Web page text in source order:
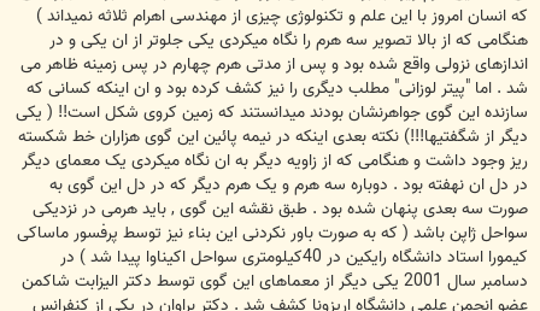
که انسان امروز با این علم و تکنولوژی چیزی از مهندسی اهرام ثلاثه نمیداند )
هنگامی که از بالا تصویر سه هرم را نگاه میکردی یکی جلوتر از ان یکی و در
اندازهای نزولی واقع شده بود و پس از مدتی هرم چهارم در پس زمینه ظاهر می
شد . اما "پیتر لوزانی" مطلب دیگری را نیز کشف کرده بود و ان اینکه کسانی که
سازنده این گوی جواهرنشان بودند میدانستند که زمین کروی شکل است!! ( یکی
دیگر از شگفتیها!!!) نکته بعدی اینکه در نیمه پائین این گوی هزاران خط شکسته
ریز وجود داشت و هنگامی که از زاویه دیگر به ان نگاه میکردی یک معمای دیگر
در دل ان نهفته بود . دوباره سه هرم و یک هرم دیگر که در دل این گوی به
صورت سه بعدی پنهان شده بود . طبق نقشه این گوی , باید هرمی در نزدیکی
سواحل ژاپن باشد ( که به صورت باور نکردنی این بناء نیز توسط پرفسور ماساکی
کیمورا استاد دانشگاه رایکین در 40کیلومتری سواحل اکیناوا پیدا شد ) در
دسامبر سال 2001 یکی دیگر از معماهای این گوی توسط دکتر الیزابت شاکمن
عضو انجمن علمی دانشگاه اریزونا کشف شد . دکتر براوان در یکی از کنفرانس